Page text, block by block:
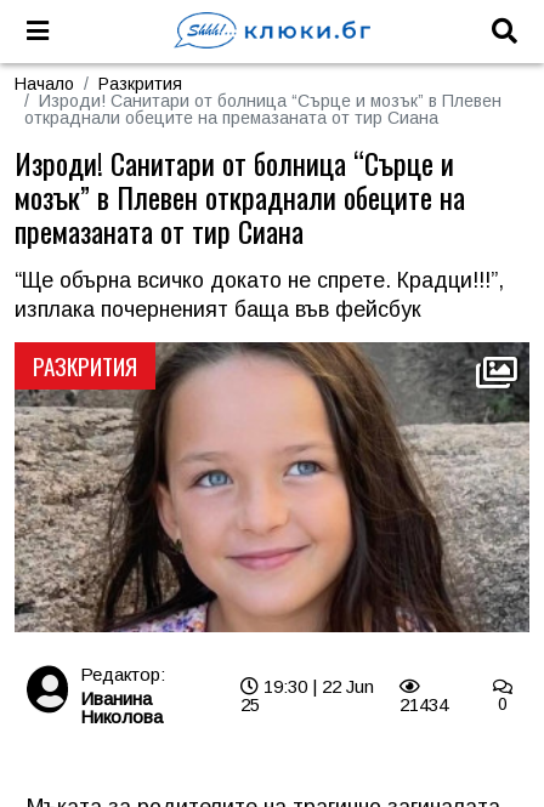
Начало
Разкрития
Изроди! Санитари от болница “Сърце и мозък” в Плевен
откраднали обеците на премазаната от тир Сиана
РАЗКРИТИЯ
Изроди! Санитари от болница “Сърце и
мозък” в Плевен откраднали обеците на
премазаната от тир Сиана
“Ще обърна всичко докато не спрете. Крадци!!!”,
изплака почерненият баща във фейсбук
Редактор:
Иванина
Николова
19:30 | 22 Jun
25
21434 0